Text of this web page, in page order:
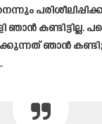
കണ്ടിട്ടില്ല.
ഞാൻ